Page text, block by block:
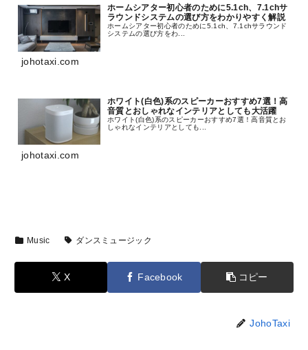
ホームシアター初心者のために5.1ch、7.1chサ
ラウンドシステムの選び方をわかりやすく解説
ホームシアター初心者のために5.1ch、7.1chサラウンド
システムの選び方をわ...
johotaxi.com
ホワイト(白色)系のスピーカーおすすめ7選！高
音質とおしゃれなインテリアとしても大活躍
ホワイト(白色)系のスピーカーおすすめ7選！高音質とお
しゃれなインテリアとしても...
johotaxi.com
Music ダンスミュージック
X Facebook コピー
JohoTaxi